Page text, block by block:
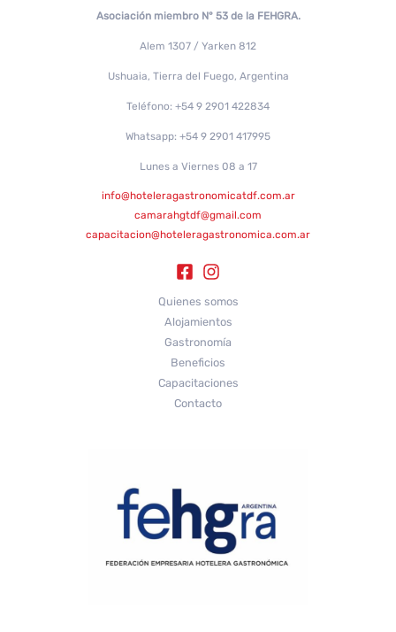
Asociación miembro N° 53 de la FEHGRA.
Alem 1307 / Yarken 812
Ushuaia, Tierra del Fuego, Argentina
Teléfono: +54 9 2901 422834
Whatsapp: +54 9 2901 417995
Lunes a Viernes 08 a 17
info@hoteleragastronomicatdf.com.ar
camarahgtdf@gmail.com
capacitacion@hoteleragastronomica.com.ar
Quienes somos
Alojamientos
Gastronomía
Beneficios
Capacitaciones
Contacto